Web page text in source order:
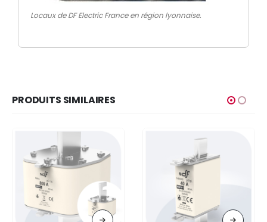
Locaux de DF Electric France en région lyonnaise.
PRODUITS SIMILAIRES